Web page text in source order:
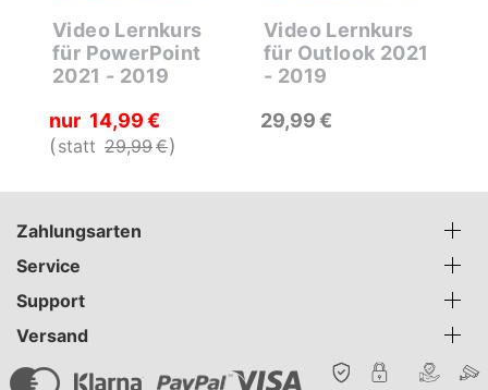
Video Lernkurs
für PowerPoint
2021 - 2019
nur 14 99€
statt 29 99€
Video Lernkurs
für Outlook 2021
- 2019
29 99€
Zahlungsarten
Service
Support
Versand